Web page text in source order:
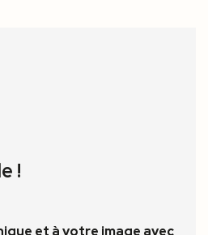
!
et à votre image avec